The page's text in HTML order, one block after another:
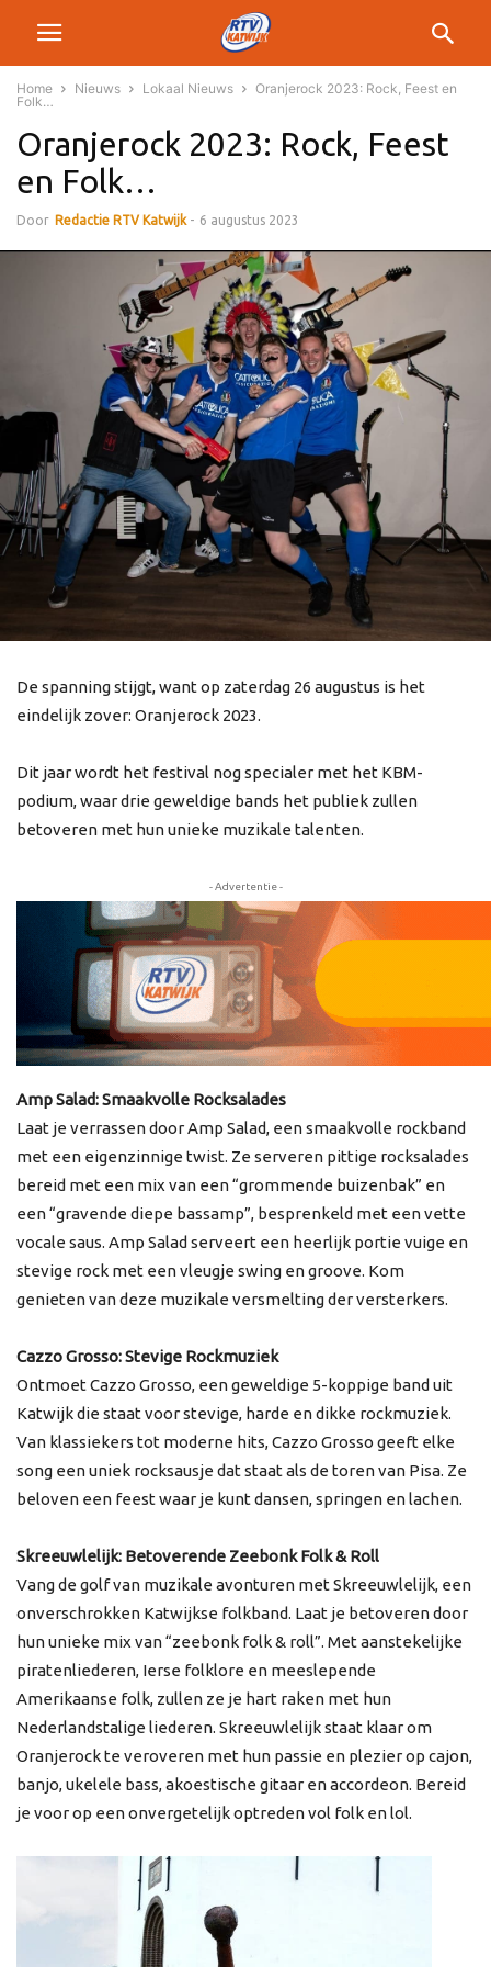
Home Nieuws Lokaal Nieuws
Oranjerock 2023: Rock, Feest en
Folk…
Oranjerock 2023: Rock, Feest
en Folk…
Door Redactie RTV Katwijk - 6 augustus 2023
De spanning stijgt, want op zaterdag 26 augustus is het
eindelijk zover: Oranjerock 2023.
Dit jaar wordt het festival nog specialer met het KBM-
podium, waar drie geweldige bands het publiek zullen
betoveren met hun unieke muzikale talenten.
- Advertentie -
Amp Salad: Smaakvolle Rocksalades
Laat je verrassen door Amp Salad, een smaakvolle rockband
met een eigenzinnige twist. Ze serveren pittige rocksalades
bereid met een mix van een “grommende buizenbak” en
een “gravende diepe bassamp”, besprenkeld met een vette
vocale saus. Amp Salad serveert een heerlijk portie vuige en
stevige rock met een vleugje swing en groove. Kom
genieten van deze muzikale versmelting der versterkers.
Cazzo Grosso: Stevige Rockmuziek
Ontmoet Cazzo Grosso, een geweldige 5-koppige band uit
Katwijk die staat voor stevige, harde en dikke rockmuziek.
Van klassiekers tot moderne hits, Cazzo Grosso geeft elke
song een uniek rocksausje dat staat als de toren van Pisa. Ze
beloven een feest waar je kunt dansen, springen en lachen.
Skreeuwlelijk: Betoverende Zeebonk Folk & Roll
Vang de golf van muzikale avonturen met Skreeuwlelijk, een
onverschrokken Katwijkse folkband. Laat je betoveren door
hun unieke mix van “zeebonk folk & roll”. Met aanstekelijke
piratenliederen, Ierse folklore en meeslepende
Amerikaanse folk, zullen ze je hart raken met hun
Nederlandstalige liederen. Skreeuwlelijk staat klaar om
Oranjerock te veroveren met hun passie en plezier op cajon,
banjo, ukelele bass, akoestische gitaar en accordeon. Bereid
je voor op een onvergetelijk optreden vol folk en lol.